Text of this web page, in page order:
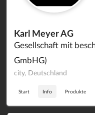
Karl Meyer AG
Gesellschaft mit
GmbHG)
city, Deutschland
Start Info Produkte